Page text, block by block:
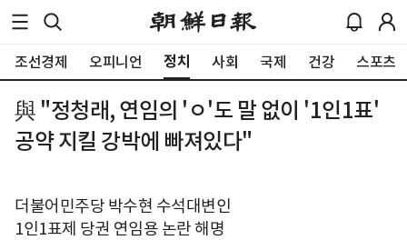
조선경제 오피니언 정치 사회 국제 건강 스포츠
與 "정청래, 연임의 'ㅇ'도 말 없이 '1인1표'
공약 지킬 강박에 빠져있다"
더불어민주당 박수현 수석대변인
1인1표제 당권 연임용 논란 해명